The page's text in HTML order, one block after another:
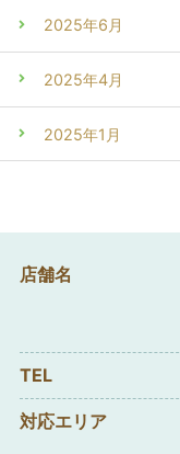
2025年6月
2025年4月
2025年1月
店舗名
TEL
対応エリア